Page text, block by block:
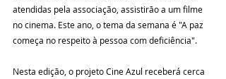
atendidas pela associação, assistirão a um filme
no cinema. Este ano, o tema da semana é "A paz
começa no respeito à pessoa com deficiência".
Nesta edição, o projeto Cine Azul receberá cerca